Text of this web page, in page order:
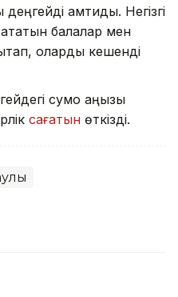
деңгейді қамтиды. Негізгі
балалар мен
оларды кешенді
сумо аңызы
сағатын өткізді.